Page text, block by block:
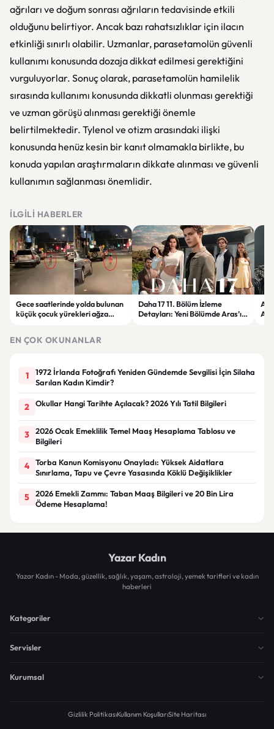
ağrıları ve doğum sonrası ağrıların tedavisinde etkili
olduğunu belirtiyor. Ancak bazı rahatsızlıklar için ilacın
etkinliği sınırlı olabilir. Uzmanlar, parasetamolün güvenli
kullanımı konusunda dozaja dikkat edilmesi gerektiğini
vurguluyorlar. Sonuç olarak, parasetamolün hamilelik
sırasında kullanımı konusunda dikkatli olunması gerektiği
ve uzman görüşü alınması gerektiği önemle
belirtilmektedir. Tylenol ve otizm arasındaki ilişki
konusunda henüz kesin bir kanıt olmamakla birlikte, bu
konuda yapılan araştırmaların dikkate alınması ve güvenli
kullanımın sağlanması önemlidir.
İLGILI HABERLER
Gece saatlerinde yolda bulunan
küçük çocuk yürekleri ağza
Daha 17 11. Bölüm İzleme
Detayları: Yeni Bölümde Aras’ın
AK
EN ÇOK OKUNANLAR
1
1972 İrlanda Fotoğrafı Yeniden Gündemde Sevgilisi İçin Silaha
Sarılan Kadın Kimdir?
2 Okullar Hangi Tarihte Açılacak? 2026 Yılı Tatil Bilgileri
3
2026 Ocak Emeklilik Temel Maaş Hesaplama Tablosu ve
Bilgileri
4
Torba Kanun Komisyonu Onayladı: Yüksek Aidatlara
Sınırlama, Tapu ve Çevre Yasasında Köklü Değişiklikler
5
2026 Emekli Zammı: Taban Maaş Bilgileri ve 20 Bin Lira
Ödeme Hesaplama!
Yazar Kadın
Yazar Kadın - Moda, güzellik, sağlık, yaşam, astroloji, yemek tarifleri ve kadın
haberleri
Kategoriler
Servisler
Kurumsal
Gizlilik PolitikasıKullanım KoşullarıSite Haritası